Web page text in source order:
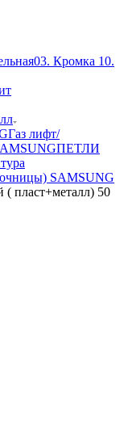
03. Кромка 10.
Газ лифт/
ПЕТЛИ
SAMSUNG
пласт+металл) 50